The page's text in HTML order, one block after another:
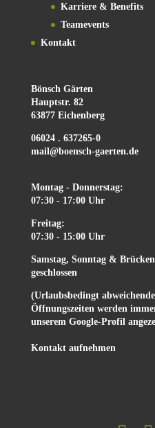
Karriere & Benefits
Teamevents
Kontakt
Bönsch Gärten
Hauptstr. 82
63877 Eichenberg
06024 . 637265-0
mail@boensch-gaerten.de
Montag - Donnerstag:
07:30 - 17:00 Uhr
Freitag:
07:30 - 15:00 Uhr
Samstag, Sonntag &
geschlossen
(Urlaubsbedingt abweichende
Öffnungszeiten werden
unserem Google-Profil
Kontakt aufnehmen